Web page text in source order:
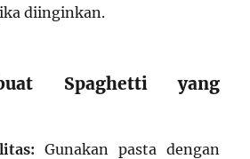
diinginkan.
Spaghetti yang
Gunakan pasta dengan